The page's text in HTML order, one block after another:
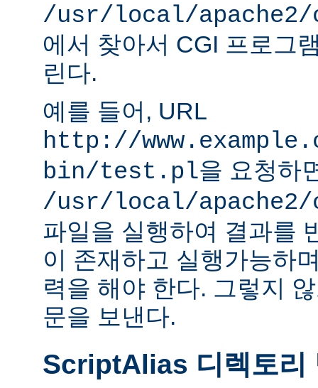
/usr/local/
에서 찾아서 CGI 프로그
린다.
예를 들어, URL
http://
bin/test.pl을 요청하
/usr/local/
파일을 실행하여 결과를
이 존재하고 실행가능하
력을 해야 한다. 그렇지
문을 보낸다.
ScriptAlias 디렉토리